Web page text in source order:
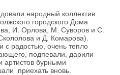
народный коллектив
городского Дома
И. Орлова, М. Суворов и С.
и Д. Комарова).
с радостью, очень тепло
подпевали, дарили
артистов бурными
приехать вновь.